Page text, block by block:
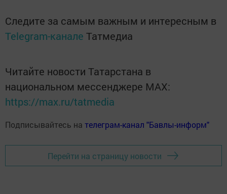
Следите за самым важным и интересным в
Telegram-канале Татмедиа
Читайте новости Татарстана в
национальном мессенджере MАХ:
https://max.ru/tatmedia
Подписывайтесь на телеграм-канал "Бавлы-информ"
Перейти на страницу новости